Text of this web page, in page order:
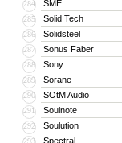
284 SME
285 Solid Tech
286 Solidsteel
287 Sonus Faber
288 Sony
289 Sorane
290 SOtM Audio
291 Soulnote
292 Soulution
293 Spectral